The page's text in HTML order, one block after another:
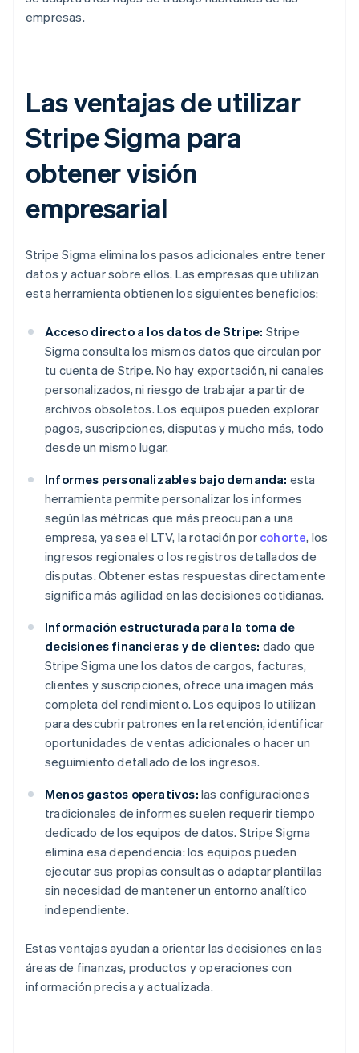
empresas.
Las ventajas de utilizar
Stripe Sigma para
obtener visión
empresarial
Stripe Sigma elimina los pasos adicionales entre tener
datos y actuar sobre ellos. Las empresas que utilizan
esta herramienta obtienen los siguientes beneficios:
Acceso directo a los datos de Stripe: Stripe
Sigma consulta los mismos datos que circulan por
tu cuenta de Stripe. No hay exportación, ni canales
personalizados, ni riesgo de trabajar a partir de
archivos obsoletos. Los equipos pueden explorar
pagos, suscripciones, disputas y mucho más, todo
desde un mismo lugar.
Informes personalizables bajo demanda: esta
herramienta permite personalizar los informes
según las métricas que más preocupan a una
empresa, ya sea el LTV, la rotación por cohorte, los
ingresos regionales o los registros detallados de
disputas. Obtener estas respuestas directamente
significa más agilidad en las decisiones cotidianas.
Información estructurada para la toma de
decisiones financieras y de clientes: dado que
Stripe Sigma une los datos de cargos, facturas,
clientes y suscripciones, ofrece una imagen más
completa del rendimiento. Los equipos lo utilizan
para descubrir patrones en la retención, identificar
oportunidades de ventas adicionales o hacer un
seguimiento detallado de los ingresos.
Menos gastos operativos: las configuraciones
tradicionales de informes suelen requerir tiempo
dedicado de los equipos de datos. Stripe Sigma
elimina esa dependencia: los equipos pueden
ejecutar sus propias consultas o adaptar plantillas
sin necesidad de mantener un entorno analítico
independiente.
Estas ventajas ayudan a orientar las decisiones en las
áreas de finanzas, productos y operaciones con
información precisa y actualizada.